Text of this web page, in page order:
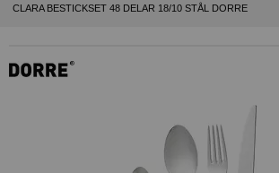
CLARA BESTICKSET 48 DELAR 18/10 STÅL DORRE